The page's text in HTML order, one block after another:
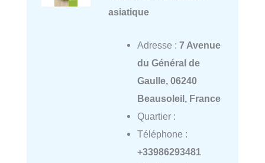
asiatique
Adresse : 7 Avenue
du Général de
Gaulle, 06240
Beausoleil, France
Quartier :
Téléphone :
+33986293481